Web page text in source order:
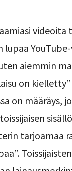
videoita
lupaa
aiemmin
on kielletty”
on määräys,
tarjoamaa